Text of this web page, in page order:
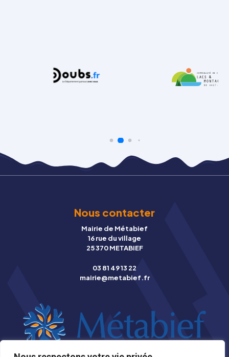
Nous contacter
Mairie de Métabief
16 rue du village
25 370 METABIEF
03 81 49 13 22
mairie@metabief.fr